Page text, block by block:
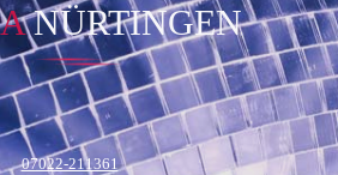
NÜRTINGEN
07022-211361